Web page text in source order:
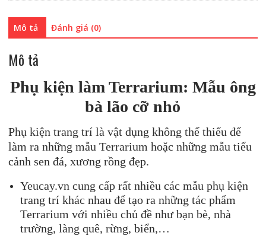
sỉ)
sốMô tả Đánh giá (0)
Mô tả
Phụ kiện làm Terrarium: Mẫu ông
bà lão cỡ nhỏ
Phụ kiện trang trí là vật dụng không thể thiếu để
làm ra những mẫu Terrarium hoặc những mẫu tiểu
cảnh sen đá, xương rồng đẹp.
Yeucay.vn cung cấp rất nhiều các mẫu phụ kiện
trang trí khác nhau để tạo ra những tác phẩm
Terrarium với nhiều chủ đề như bạn bè, nhà
trường, làng quê, rừng, biển,…